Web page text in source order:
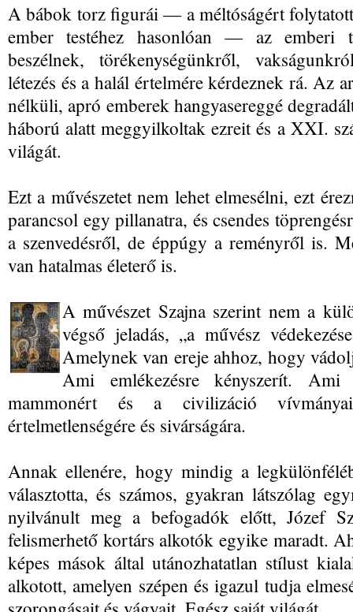
A bábok torz figurái — a méltóságért
ember testéhez hasonlóan — az emberi
beszélnek, törékenységünkről,
létezés és a halál értelmére kérdeznek rá. Az
nélküli, apró emberek hangyasereggé
háború alatt meggyilkoltak ezreit és a XXI.
világát.
Ezt a művészetet nem lehet elmesélni, ezt
parancsol egy pillanatra, és csendes
a szenvedésről, de éppúgy a reményről is.
van hatalmas életerő is.
A művészet Szajna szerint nem a
végső jeladás, „a művész
Amelynek van ereje ahhoz, hogy
Ami emlékezésre kényszerít.
mammonért és a civilizáció
értelmetlenségére és sivárságára.
Annak ellenére, hogy mindig a
választotta, és számos, gyakran látszólag
nyilvánult meg a befogadók előtt, Józef
felismerhető kortárs alkotók egyike maradt.
képes mások által utánozhatatlan stílust
alkotott, amelyen szépen és igazul tudja